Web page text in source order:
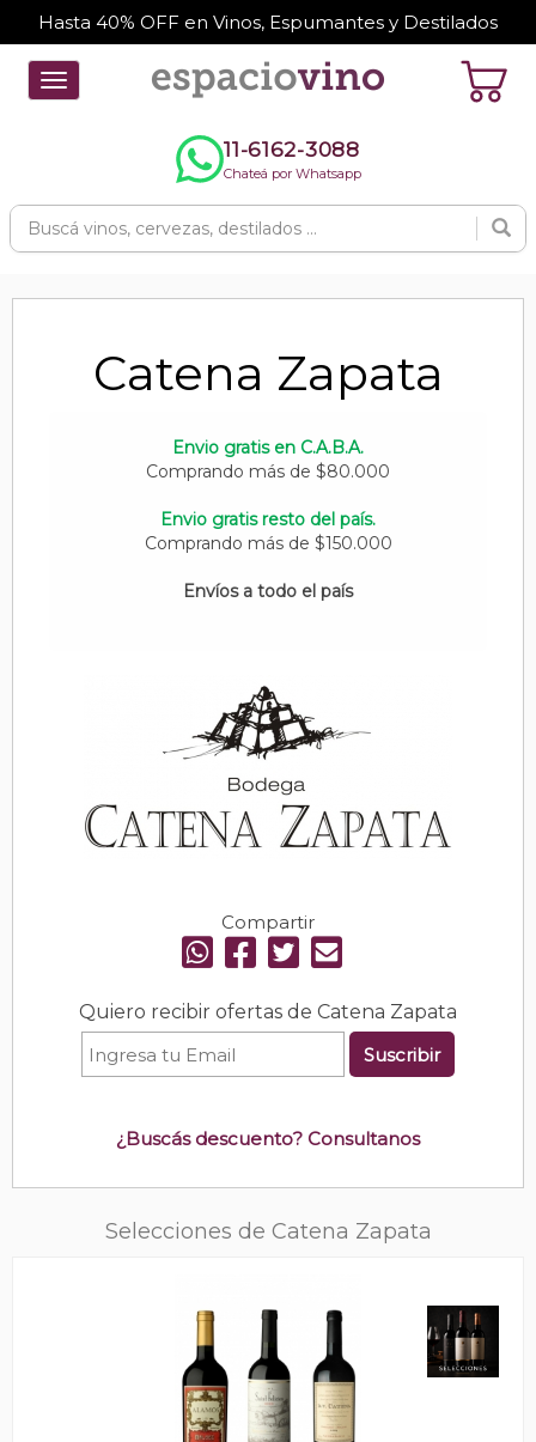
Hasta 40% OFF en Vinos, Espumantes y Destilados
Toggle
navigation
11-6162-3088
Chateá por Whatsapp
Catena Zapata
Envio gratis en C.A.B.A.
Comprando más de $80.000
Envio gratis resto del país.
Comprando más de $150.000
Envíos a todo el país
Compartir
Quiero recibir ofertas de Catena Zapata
Suscribir
¿Buscás descuento? Consultanos
Selecciones de Catena Zapata